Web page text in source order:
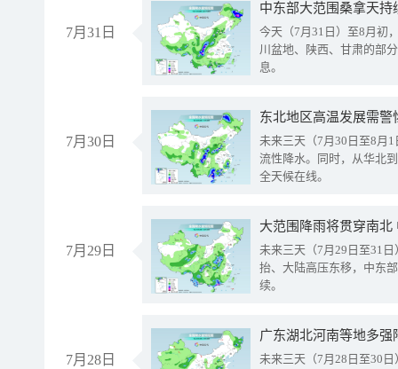
7月31日
中东部大范围桑拿天
今天（7月31日）至8月初
川盆地、陕西、甘肃的部
息。
7月30日
东北地区高温发展需
未来三天（7月30日至8月
流性降水。同时，从华北
全天候在线。
7月29日
大范围降雨将贯穿南
未来三天（7月29日至31
抬、大陆高压东移，中东
续。
7月28日
广东湖北河南等地多
未来三天（7月28日至30